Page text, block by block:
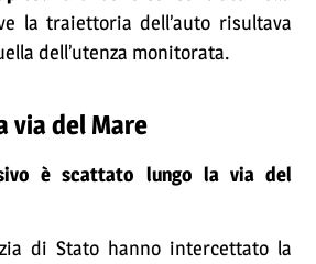
la traiettoria dell’auto risultava
dell’utenza monitorata.
via del Mare
è scattato lungo la via del
di Stato hanno intercettato la